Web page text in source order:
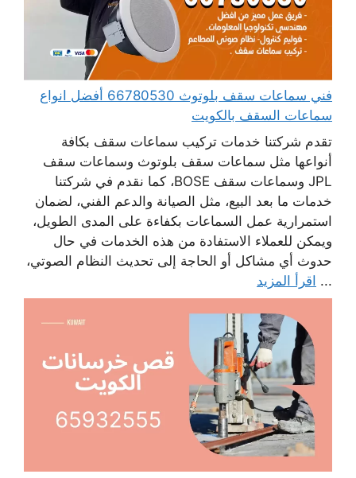
فني سماعات سقف بلوتوث 66780530 أفضل انواع
سماعات السقف بالكويت
تقدم شركتنا خدمات تركيب سماعات سقف بكافة
أنواعها مثل سماعات سقف بلوتوث وسماعات سقف
JPL وسماعات سقف BOSE، كما نقدم في شركتنا
خدمات ما بعد البيع، مثل الصيانة والدعم الفني، لضمان
استمرارية عمل السماعات بكفاءة على المدى الطويل،
ويمكن للعملاء الاستفادة من هذه الخدمات في حال
حدوث أي مشاكل أو الحاجة إلى تحديث النظام الصوتي،
... اقرأ المزيد